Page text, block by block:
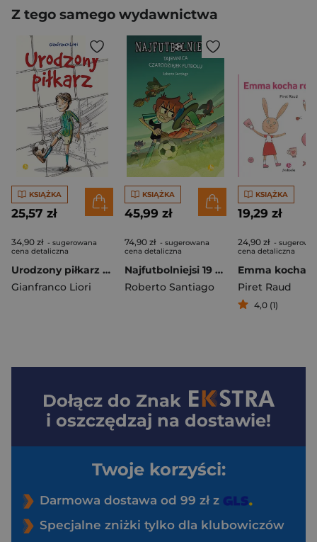
Z tego samego wydawnictwa
KSIĄŻKA
25,57 zł
34,90 zł - sugerowana
cena detaliczna
Urodzony piłkarz w2
Gianfranco Liori
KSIĄŻKA
45,99 zł
74,90 zł - sugerowana
cena detaliczna
Najfutbolniejsi 19 Tajemnica czarodziejek futbolu
Roberto Santiago
KSIĄŻKA
19,29 zł
24,90 zł -
cena detaliczna
Piret Raud
4,0 (1)
Dołącz do Znak
i oszczędzaj na dostawie!
Twoje korzyści:
Darmowa dostawa od 99 zł z
Specjalne zniżki tylko dla klubowiczów